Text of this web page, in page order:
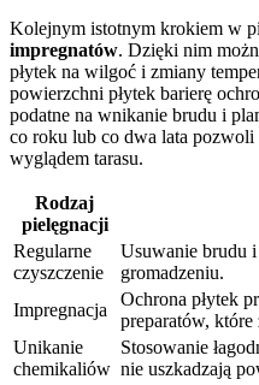
Kolejnym istotnym krokiem w
impregnatów. Dzięki nim
płytek na wilgoć i zmiany
powierzchni płytek barierę
podatne na wnikanie brudu i
co roku lub co dwa lata pozwoli
wyglądem tarasu.
Rodzaj
pielęgnacji
Regularne
czyszczenie
Usuwanie brudu i
gromadzeniu.
Impregnacja
Ochrona płytek
preparatów,
Unikanie
chemikaliów
Stosowanie
nie uszkadzają